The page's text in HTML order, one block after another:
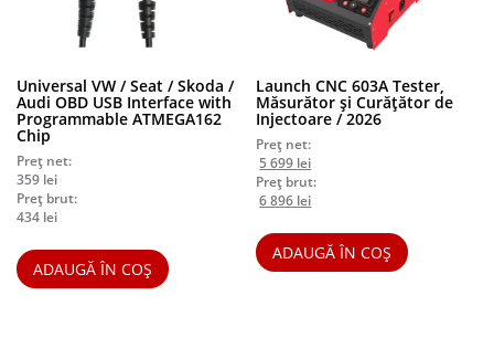
Universal VW / Seat / Skoda /
Audi OBD USB Interface with
Programmable ATMEGA162
Chip
Preț net:
359 lei
Preț brut:
434 lei
ADAUGĂ ÎN COȘ
Launch CNC 603A Tester,
Măsurător și Curățător de
Injectoare / 2026
Preț net:
Prețul
inițial
a
5
999 lei.
5 699 leiPrețul
curent
este:
699 lei.
Preț brut:
Prețul
a
fost:
7
6 896 leiPrețul
este:
6
896 lei.
ADAUGĂ ÎN COȘ